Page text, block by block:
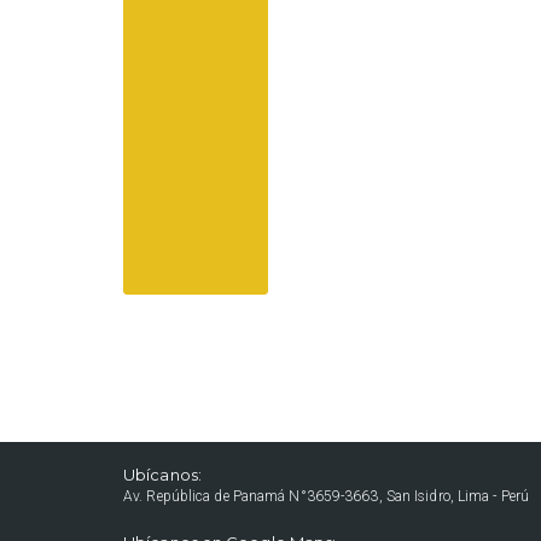
Ubícanos:
Av. República de Panamá N°3659-3663, San Isidro, Lima - Perú